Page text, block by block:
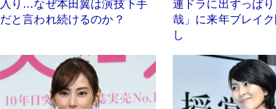
入り…なぜ本田翼は演技下手
だと言われ続けるのか？
連ドラに出ずっぱ
哉」に来年ブレイ
し